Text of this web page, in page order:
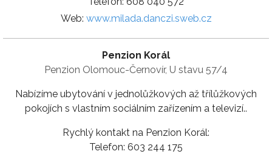
Web: www.milada.danczi.sweb.cz
Penzion Korál
Penzion Olomouc-Černovír, U stavu 57/4
Nabízíme ubytování v jednolůžkových až třílůžkových
pokojích s vlastním sociálním zařízením a televizí..
Rychlý kontakt na Penzion Korál:
Telefon: 603 244 175